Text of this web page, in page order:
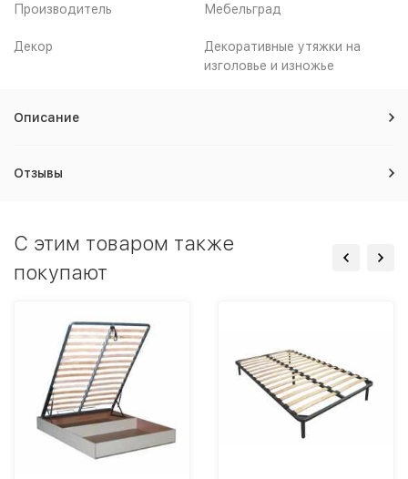
Производитель Мебельград
Декор
Декоративные утяжки на
изголовье и изножье
Описание
Отзывы
C этим товаром также
покупают